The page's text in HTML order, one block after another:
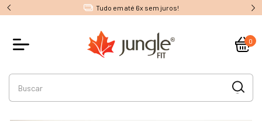
Tudo em até 6x sem juros!
0